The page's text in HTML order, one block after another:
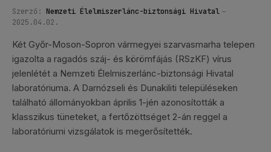
Szerző: Nemzeti Élelmiszerlánc-biztonsági Hivatal
2025.04.02.
Két Győr-Moson-Sopron vármegyei szarvasmarha telepen
igazolta a ragadós száj- és körömfájás (RSzKF) vírus
jelenlétét a Nemzeti Élelmiszerlánc-biztonsági Hivatal
laboratóriuma. A Darnózseli és Dunakiliti településeken
található állományokban április 1-jén azonosították a
klasszikus tüneteket, a fertőzöttséget 2-án reggel a
laboratóriumi vizsgálatok is megerősítették.